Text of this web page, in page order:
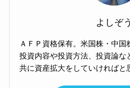
よしぞう
ＡＦＰ資格保有。米国株・中国
投資内容や投資方法、投資論な
共に資産拡大をしていければと